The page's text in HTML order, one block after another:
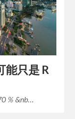
能只是 R
％ &nb…